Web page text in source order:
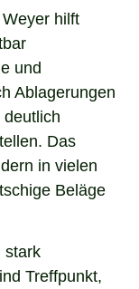
hilft
und
Ablagerungen
Das
in vielen
Beläge
stark
Treffpunkt,